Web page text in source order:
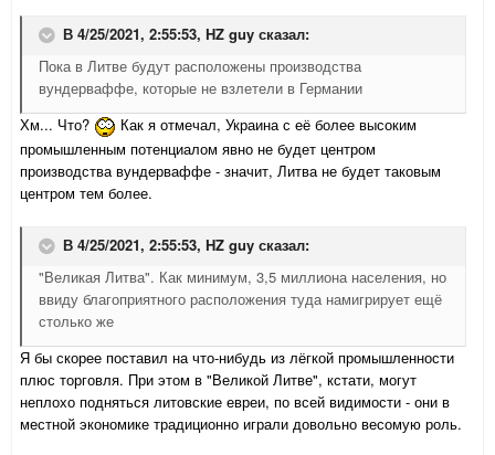
В 4/25/2021, 2:55:53, HZ guy сказал:
Пока в Литве будут расположены производства
вундерваффе, которые не взлетели в Германии
Хм... Что?
Как я отмечал, Украина с её более высоким
промышленным потенциалом явно не будет центром
производства вундерваффе - значит, Литва не будет таковым
центром тем более.
В 4/25/2021, 2:55:53, HZ guy сказал:
"Великая Литва". Как минимум, 3,5 миллиона населения, но
ввиду благоприятного расположения туда намигрирует ещё
столько же
Я бы скорее поставил на что-нибудь из лёгкой промышленности
плюс торговля. При этом в "Великой Литве", кстати, могут
неплохо подняться литовские евреи, по всей видимости - они в
местной экономике традиционно играли довольно весомую роль.